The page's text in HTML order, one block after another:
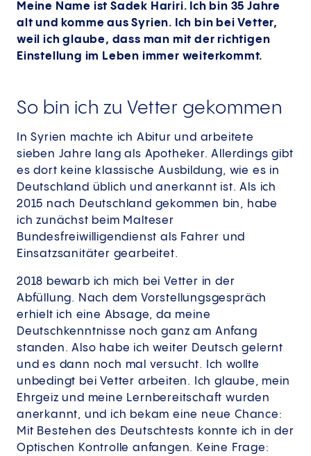
Meine Name ist Sadek Hariri. Ich bin 35 Jahre
alt und komme aus Syrien. Ich bin bei Vetter,
weil ich glaube, dass man mit der richtigen
Einstellung im Leben immer weiterkommt.
So bin ich zu Vetter gekommen
In Syrien machte ich Abitur und arbeitete
sieben Jahre lang als Apotheker. Allerdings gibt
es dort keine klassische Ausbildung, wie es in
Deutschland üblich und anerkannt ist. Als ich
2015 nach Deutschland gekommen bin, habe
ich zunächst beim Malteser
Bundesfreiwilligendienst als Fahrer und
Einsatzsanitäter gearbeitet.
2018 bewarb ich mich bei Vetter in der
Abfüllung. Nach dem Vorstellungsgespräch
erhielt ich eine Absage, da meine
Deutschkenntnisse noch ganz am Anfang
standen. Also habe ich weiter Deutsch gelernt
und es dann noch mal versucht. Ich wollte
unbedingt bei Vetter arbeiten. Ich glaube, mein
Ehrgeiz und meine Lernbereitschaft wurden
anerkannt, und ich bekam eine neue Chance:
Mit Bestehen des Deutschtests konnte ich in der
Optischen Kontrolle anfangen. Keine Frage: